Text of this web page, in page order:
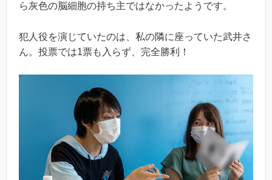
ら灰色の脳細胞の持ち主ではなかったようです。
犯人役を演じていたのは、私の隣に座っていた武井さ
ん。投票では1票も入らず、完全勝利！